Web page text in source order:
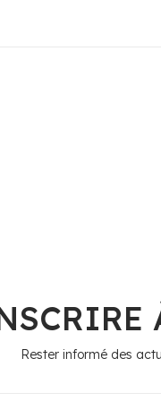
Rester informé des